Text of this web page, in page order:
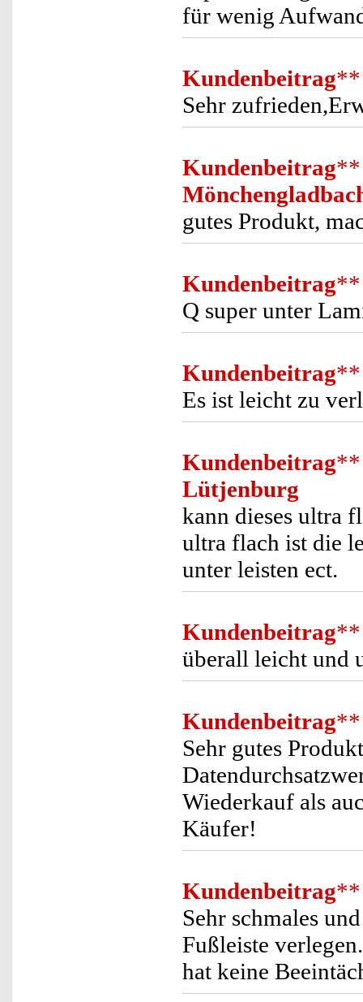
für wenig
Kundenbeitrag**
Sehr
Kundenbeitrag**
gutes Produkt,
Kundenbeitrag**
Q super unter
Kundenbeitrag**
Es ist leicht zu
Kundenbeitrag**
Lütjenburg
kann dieses ultra
ultra flach ist die
unter leisten ect.
Kundenbeitrag**
überall leicht und
Kundenbeitrag**
Sehr gutes
Wiederkauf als
Käufer!
Kundenbeitrag**
Sehr schmales
Fußleiste
hat keine